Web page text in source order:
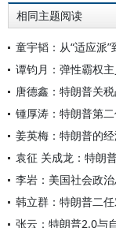
相同主题阅读
童宇韬：从“适应派
谭钧月：弹性霸权
唐德鑫：特朗普关
锺厚涛：特朗普第
姜英梅：特朗普的
袁征 关成龙：特朗
李岩：美国社会政
韩立群：特朗普二
张云：特朗普2.0与